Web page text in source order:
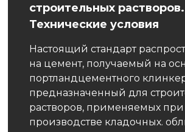
строительных растворов.
Технические условия
Настоящий стандарт
на цемент, получаемый на
портландцементного
предназначенный для
растворов, применяемых при
производстве кладочных.